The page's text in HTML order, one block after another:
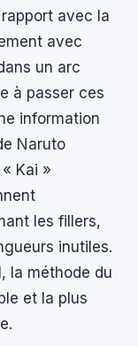
avec la
avec
un arc
à passer ces
information
Naruto
Kai »
les fillers,
inutiles.
la méthode du
et la plus